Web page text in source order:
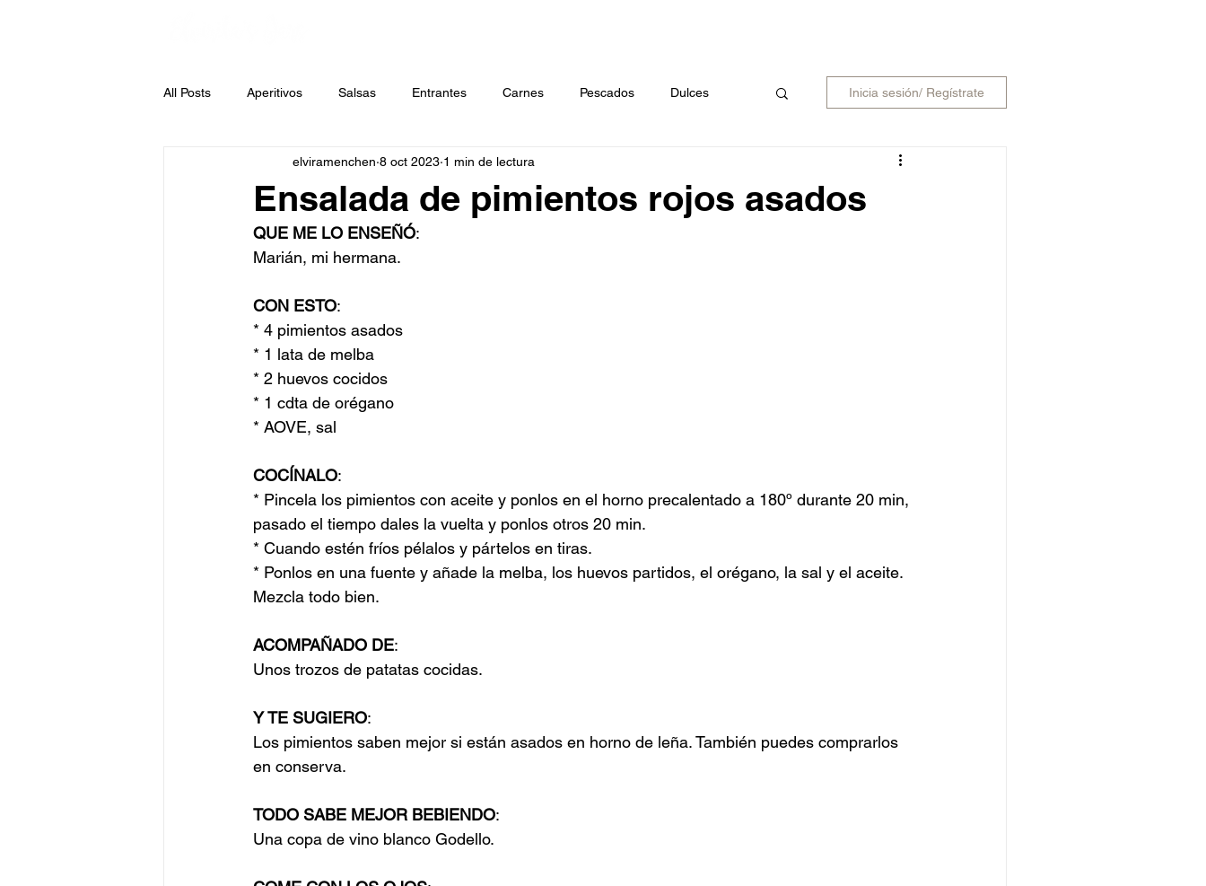
All Posts Aperitivos Salsas Entrantes Carnes Pescados Dulces
Legumbres Pasta Arroces Huevos
Ensaladas Jars Patatas
Inicia sesión/ Regístrate
Ensalada de pimientos rojos asados
elviramenchen 8 oct 2023 1 min de lectura
QUE ME LO ENSEÑÓ:
Marián, mi hermana.
CON ESTO:
* 4 pimientos asados
* 1 lata de melba
* 2 huevos cocidos
* 1 cdta de orégano
* AOVE, sal
COCÍNALO:
* Pincela los pimientos con aceite y ponlos en el horno precalentado a 180º durante 20 min,
pasado el tiempo dales la vuelta y ponlos otros 20 min.
* Cuando estén fríos pélalos y pártelos en tiras.
* Ponlos en una fuente y añade la melba, los huevos partidos, el orégano, la sal y el aceite.
Mezcla todo bien.
ACOMPAÑADO DE:
Unos trozos de patatas cocidas.
Y TE SUGIERO:
Los pimientos saben mejor si están asados en horno de leña. También puedes comprarlos
en conserva.
TODO SABE MEJOR BEBIENDO:
Una copa de vino blanco Godello.